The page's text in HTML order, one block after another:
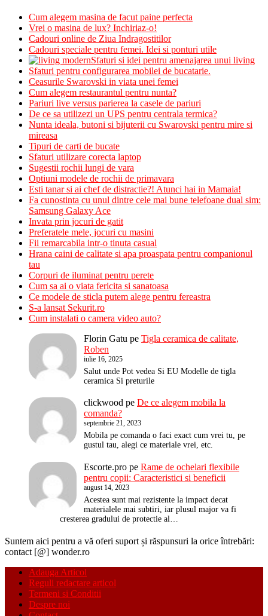
Cum alegem masina de facut paine perfecta
Vrei o masina de lux? Inchiriaz-o!
Cadouri online de Ziua Indragostitilor
Cadouri speciale pentru femei. Idei si ponturi utile
Sfaturi si idei pentru amenajarea unui living
Sfaturi pentru configurarea mobilei de bucatarie.
Ceasurile Swarovski in viata unei femei
Cum alegem restaurantul pentru nunta?
Pariuri live versus parierea la casele de pariuri
De ce sa utilizezi un UPS pentru centrala termica?
Nunta ideala, butoni si bijuterii cu Swarovski pentru mire si
mireasa
Tipuri de carti de bucate
Sfaturi utilizare corecta laptop
Sugestii rochii lungi de vara
Optiuni modele de rochii de primavara
Esti tanar si ai chef de distractie?! Atunci hai in Mamaia!
Fa cunostinta cu unul dintre cele mai bune telefoane dual sim:
Samsung Galaxy Ace
Invata prin jocuri de gatit
Preferatele mele, jocuri cu masini
Fii remarcabila intr-o tinuta casual
Hrana caini de calitate si apa proaspata pentru companionul
tau
Corpuri de iluminat pentru perete
Cum sa ai o viata fericita si sanatoasa
Ce modele de sticla putem alege pentru fereastra
S-a lansat Sekurit.ro
Cum instalati o camera video auto?
Florin Gatu pe Tigla ceramica de calitate,
Roben
iulie 16, 2025
Salut unde Pot vedea Si EU Modelle de tigla
ceramica Si preturile
clickwood pe De ce alegem mobila la
comanda?
septembrie 21, 2023
Mobila pe comanda o faci exact cum vrei tu, pe
gustul tau, alegi ce materiale vrei, etc.
Escorte.pro pe Rame de ochelari flexibile
pentru copii: Caracteristici si beneficii
august 14, 2023
Acestea sunt mai rezistente la impact decat
materialele mai subtiri, iar plusul major va fi
cresterea gradului de protectie al…
Suntem aici pentru a vă oferi suport și răspunsuri la orice întrebări:
contact [@] wonder.ro
Adauga Articol
Reguli redactare articol
Termeni si Conditii
Despre noi